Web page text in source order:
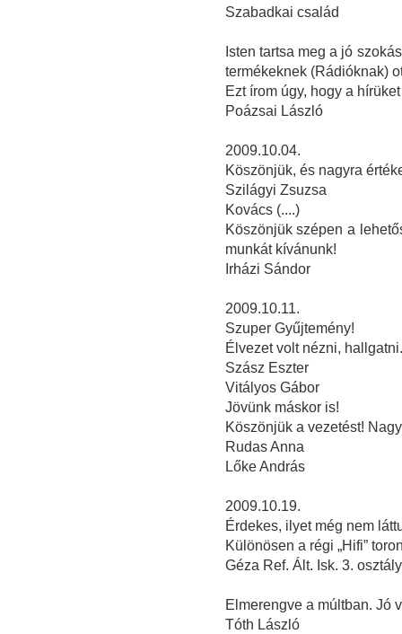
Szabadkai család
Isten tartsa meg a jó
termékeknek (Rádióknak)
Ezt írom úgy, hogy a
Poázsai László
2009.10.04.
Köszönjük, és nagyra
Szilágyi Zsuzsa
Kovács (....)
Köszönjük szépen a
munkát kívánunk!
Irházi Sándor
2009.10.11.
Szuper Gyűjtemény!
Élvezet volt nézni, hallgatni.
Szász Eszter
Vitályos Gábor
Jövünk máskor is!
Köszönjük a vezetést!
Rudas Anna
Lőke András
2009.10.19.
Érdekes, ilyet még nem
Különösen a régi „Hifi”
Géza Ref. Ált. Isk. 3.
Elmerengve a múltban. Jó
Tóth László